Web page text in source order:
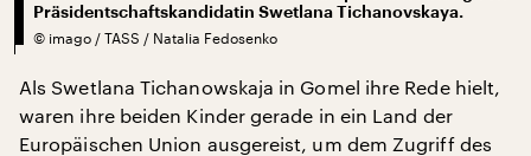
Präsidentschaftskandidatin Swetlana Tichanovskaya.
© imago / TASS / Natalia Fedosenko
Als Swetlana Tichanowskaja in Gomel ihre Rede hielt,
waren ihre beiden Kinder gerade in ein Land der
Europäischen Union ausgereist, um dem Zugriff des